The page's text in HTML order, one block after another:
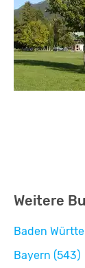
Weitere
Baden
Bayern (543)